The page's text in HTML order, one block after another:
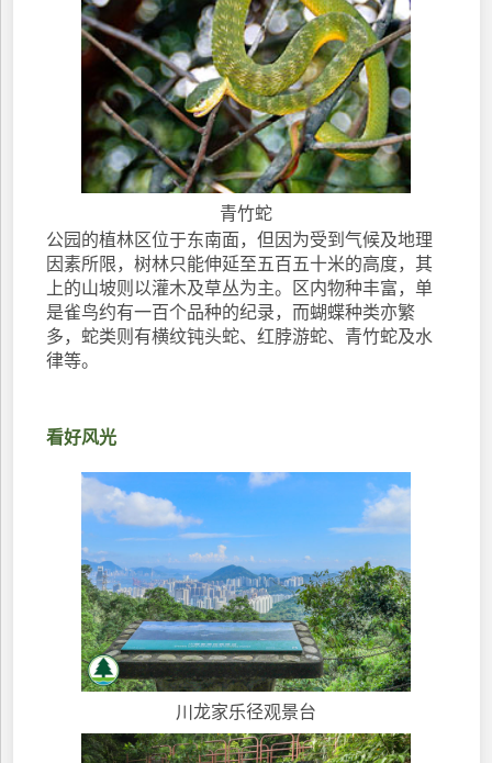
青竹蛇
公园的植林区位于东南面，但因为受到气候及地理
因素所限，树林只能伸延至五百五十米的高度，其
上的山坡则以灌木及草丛为主。区内物种丰富，单
是雀鸟约有一百个品种的纪录，而蝴蝶种类亦繁
多，蛇类则有横纹钝头蛇、红脖游蛇、青竹蛇及水
律等。
看好风光
川龙家乐径观景台